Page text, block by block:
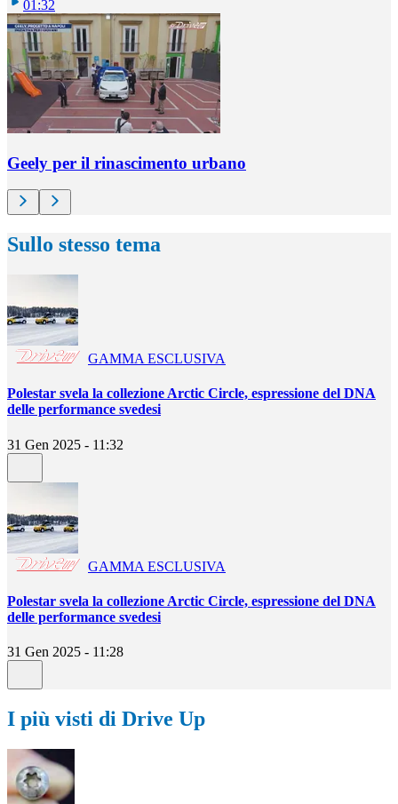
01:32
Geely per il rinascimento urbano
Sullo stesso tema
GAMMA ESCLUSIVA
Polestar svela la collezione Arctic Circle, espressione del DNA
delle performance svedesi
31 Gen 2025 - 11:32
GAMMA ESCLUSIVA
Polestar svela la collezione Arctic Circle, espressione del DNA
delle performance svedesi
31 Gen 2025 - 11:28
I più visti di Drive Up